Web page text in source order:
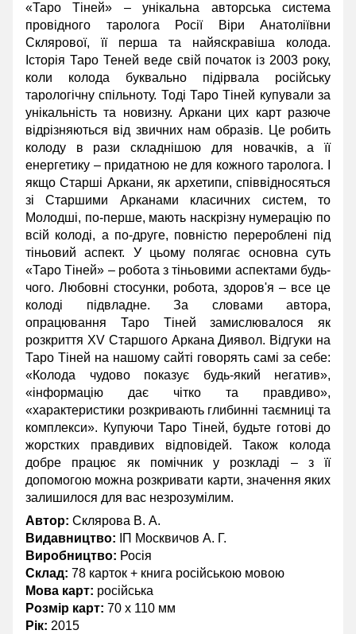
«Таро Тіней» – унікальна авторська система
провідного таролога Росії Віри Анатоліївни
Склярової, її перша та найяскравіша колода.
Історія Таро Теней веде свій початок із 2003 року,
коли колода буквально підірвала російську
тарологічну спільноту. Тоді Таро Тіней купували за
унікальність та новизну. Аркани цих карт разюче
відрізняються від звичних нам образів. Це робить
колоду в рази складнішою для новачків, а її
енергетику – придатною не для кожного таролога. І
якщо Старші Аркани, як архетипи, співвідносяться
зі Старшими Арканами класичних систем, то
Молодші, по-перше, мають наскрізну нумерацію по
всій колоді, а по-друге, повністю перероблені під
тіньовий аспект. У цьому полягає основна суть
«Таро Тіней» – робота з тіньовими аспектами будь-
чого. Любовні стосунки, робота, здоров'я – все це
колоді підвладне. За словами автора,
опрацювання Таро Тіней замислювалося як
розкриття XV Старшого Аркана Диявол. Відгуки на
Таро Тіней на нашому сайті говорять самі за себе:
«Колода чудово показує будь-який негатив»,
«інформацію дає чітко та правдиво»,
«характеристики розкривають глибинні таємниці та
комплекси». Купуючи Таро Тіней, будьте готові до
жорстких правдивих відповідей. Також колода
добре працює як помічник у розкладі – з її
допомогою можна розкривати карти, значення яких
залишилося для вас незрозумілим.
Автор: Склярова В. А.
Видавництво: ІП Москвичов А. Г.
Виробництво: Росія
Склад: 78 карток + книга російською мовою
Мова карт: російська
Розмір карт: 70 х 110 мм
Рік: 2015